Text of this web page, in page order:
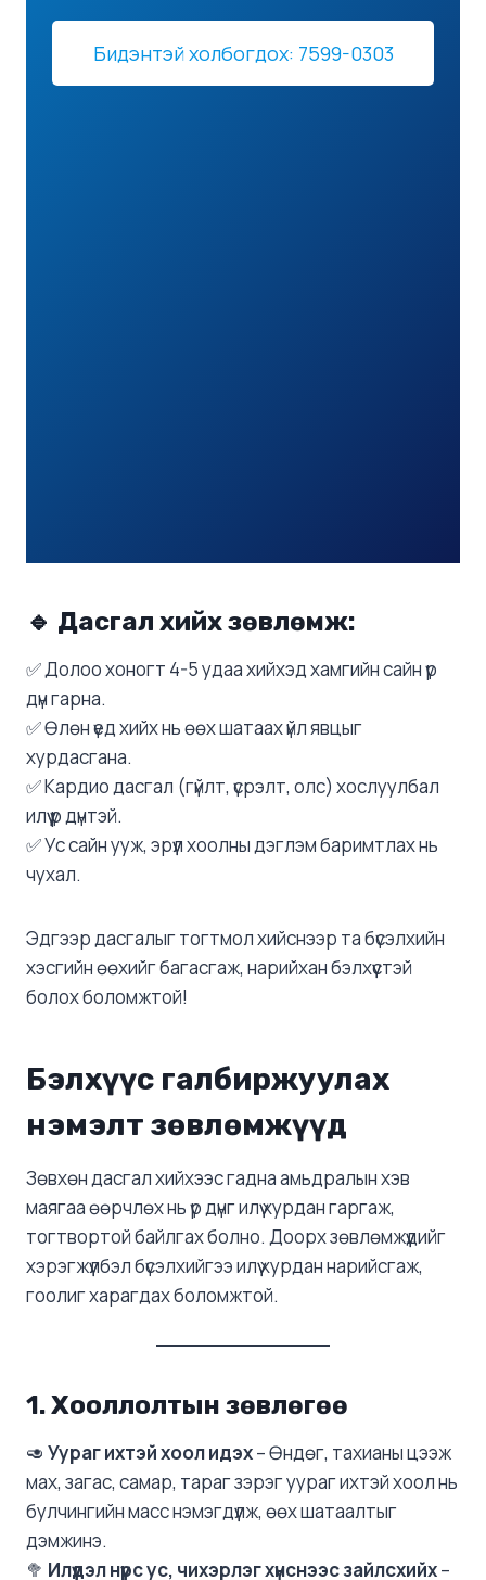
Бидэнтэй холбогдох: 7599-0303
🔹 Дасгал хийх зөвлөмж:
✅ Долоо хоногт 4-5 удаа хийхэд хамгийн сайн үр
дүн гарна.
✅ Өлөн үед хийх нь өөх шатаах үйл явцыг
хурдасгана.
✅ Кардио дасгал (гүйлт, үсрэлт, олс) хослуулбал
илүү үр дүнтэй.
✅ Ус сайн ууж, эрүүл хоолны дэглэм баримтлах нь
чухал.
Эдгээр дасгалыг тогтмол хийснээр та бүсэлхийн
хэсгийн өөхийг багасгаж, нарийхан бэлхүүстэй
болох боломжтой!
Бэлхүүс галбиржуулах
нэмэлт зөвлөмжүүд
Зөвхөн дасгал хийхээс гадна амьдралын хэв
маягаа өөрчлөх нь үр дүнг илүү хурдан гаргаж,
тогтвортой байлгах болно. Доорх зөвлөмжүүдийг
хэрэгжүүлбэл бүсэлхийгээ илүү хурдан нарийсгаж,
гоолиг харагдах боломжтой.
1. Хооллолтын зөвлөгөө
🥑 Уураг ихтэй хоол идэх– Өндөг, тахианы цээж
мах, загас, самар, тараг зэрэг уураг ихтэй хоол нь
булчингийн масс нэмэгдүүлж, өөх шатаалтыг
дэмжинэ.
🥦 Илүүдэл нүүрс ус, чихэрлэг хүнснээс зайлсхийх–